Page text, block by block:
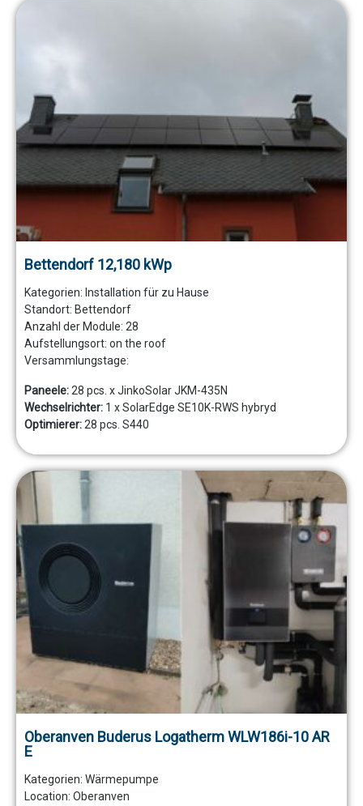
Bettendorf 12,180 kWp
Kategorien: Installation für zu Hause
Standort: Bettendorf
Anzahl der Module: 28
Aufstellungsort: on the roof
Versammlungstage:
Paneele:28 pcs. x JinkoSolar JKM-435N
Wechselrichter: 1 x SolarEdge SE10K-RWS hybryd
Optimierer:28 pcs. S440
Oberanven Buderus Logatherm WLW186i-10 AR
E
Kategorien: Wärmepumpe
Location: Oberanven